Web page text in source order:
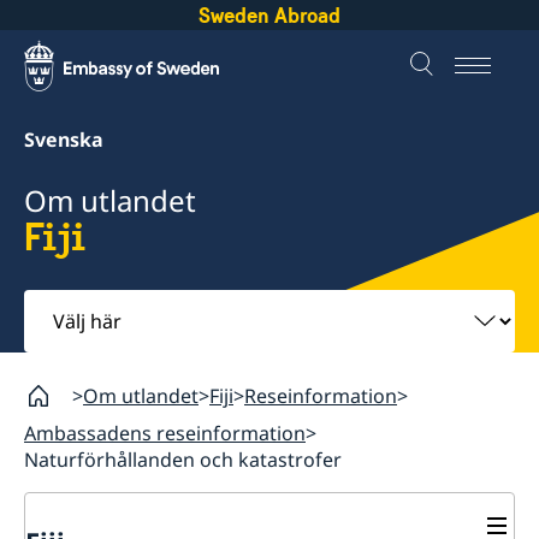
Sweden Abroad
Svenska
Om utlandet
Fiji
Välj
här
Om utlandet Fiji Reseinformation
Ambassadens reseinformation
Naturförhållanden och katastrofer